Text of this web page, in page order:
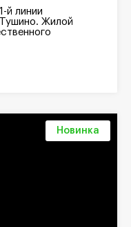
й линии
Жилой
Новинка